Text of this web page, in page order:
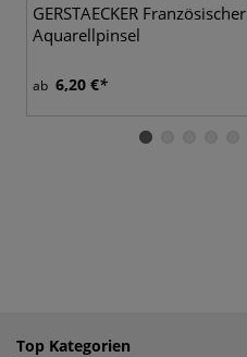
GERSTAECKER Französischer
Aquarellpinsel
ab 6,20 €
Top Kategorien